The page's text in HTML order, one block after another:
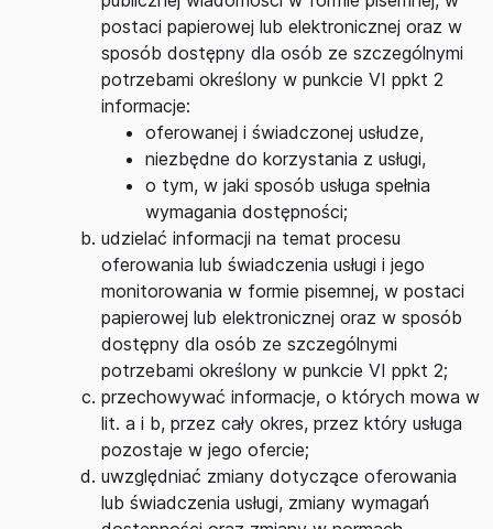
postaci papierowej lub elektronicznej oraz w
sposób dostępny dla osób ze szczególnymi
potrzebami określony w punkcie VI ppkt 2
informacje:
oferowanej i świadczonej usłudze,
niezbędne do korzystania z usługi,
o tym, w jaki sposób usługa spełnia
wymagania dostępności;
udzielać informacji na temat procesu
oferowania lub świadczenia usługi i jego
monitorowania w formie pisemnej, w postaci
papierowej lub elektronicznej oraz w sposób
dostępny dla osób ze szczególnymi
potrzebami określony w punkcie VI ppkt 2;
przechowywać informacje, o których mowa w
lit. a i b, przez cały okres, przez który usługa
pozostaje w jego ofercie;
uwzględniać zmiany dotyczące oferowania
lub świadczenia usługi, zmiany wymagań